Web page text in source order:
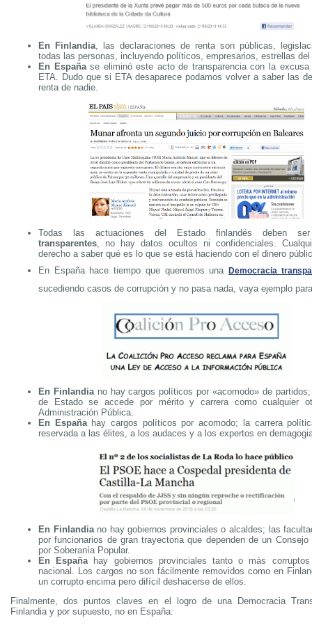
En Finlandia, las declaraciones de renta son públicas,
todas las personas, incluyendo políticos, empresarios, estrellas
En Españase eliminó este acto de transparencia con la excusa
ETA. Dudo que si ETA desaparece podamos volver a saber las
renta de nadie.
Todas las actuaciones del Estado finlandés deben ser
transparentes, no hay datos ocultos ni confidenciales.
derecho a saber qué es lo que se está haciendo con el dinero
En España hace tiempo que queremos unaDemocracia
sucediendo casos de corrupción y no pasa nada, vaya ejemplo
En Finlandiano hay cargos políticos por «acomodo» de
de Estado se accede por mérito y carrera como cualquier
Administración Pública.
En Españahay cargos políticos por acomodo; la carrera
reservada a las élites, a los audaces y a los expertos en
En Finlandiano hay gobiernos provinciales o alcaldes; las
por funcionarios de gran trayectoria que dependen de un Consejo
por Soberanía Popular.
En Españahay gobiernos provinciales tanto o más
nacional. Los cargos no son fácilmente removidos como en
un corrupto encima pero difícil deshacerse de ellos.
Finalmente, dos puntos claves en el logro de una Democracia
Finlandia y por supuesto, no en España: